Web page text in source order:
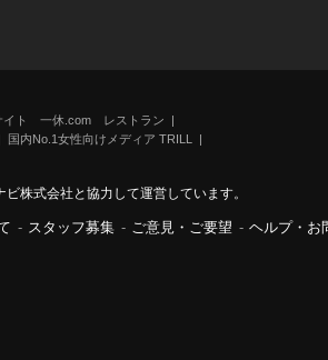
イト 一休.com レストラン
国内No.1女性向けメディア TRILL
株式会社と協力して運営しています。
- スタッフ募集 - ご意見・ご要望 - ヘルプ・お